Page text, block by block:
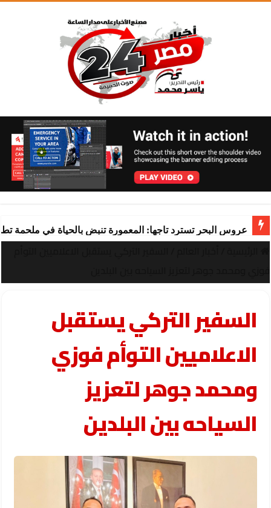
عروس البحر تسترد تاجها: المعمورة تنبض بالحياة في ملحمة
السفير التركي يستقبل
الاعلاميين التوأم فوزي
ومحمد جوهر لتعزيز
السياحه بين البلدين